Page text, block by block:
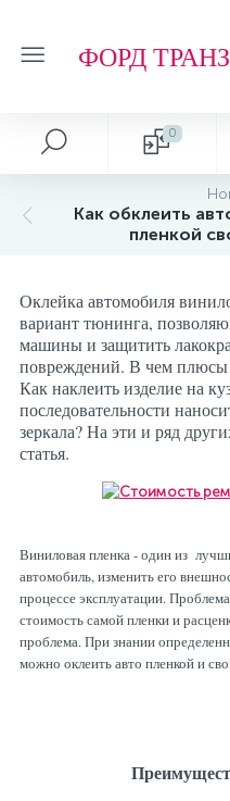
ФОРД
0
Как обклеить
пленкой
Оклейка автомобиля
вариант тюнинга,
машины и защитить
повреждений. В чем
Как наклеить изделие на
последовательности
зеркала? На эти и ряд
статья.
Виниловая пленка - один из
автомобиль, изменить его
процессе эксплуатации.
стоимость самой пленки и
проблема. При знании
можно оклеить авто пленкой и
Автосервис
Ремонт подвески и
Кузовные работы
Плановое Т.О.
Рулевая система
Топливная система
Тормозная система
О магазине
Отзывы о компании
Обзоры и советы
Обзоры
Т.О. ФОРД ТРАНЗИТ
Фильтр
Фильтр
Фильтр
Масло
МАСЛО
ТОРМОЗНАЯ
ПРИВОДНОЙ